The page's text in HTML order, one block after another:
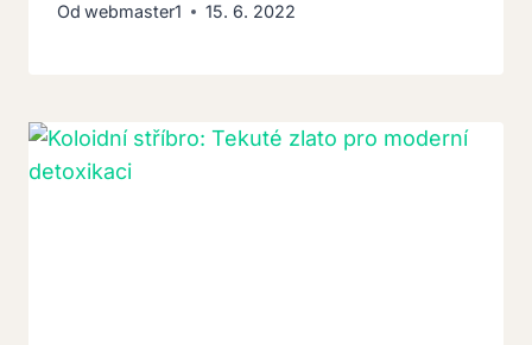
Od webmaster1 15. 6. 2022